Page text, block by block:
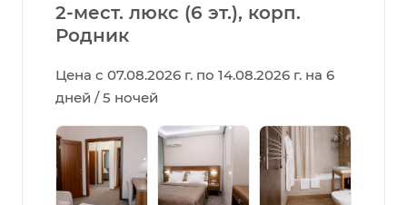
2-мест. люкс (6 эт.), корп.
Родник
Цена с 07.08.2026 г. по 14.08.2026 г. на 6
дней / 5 ночей